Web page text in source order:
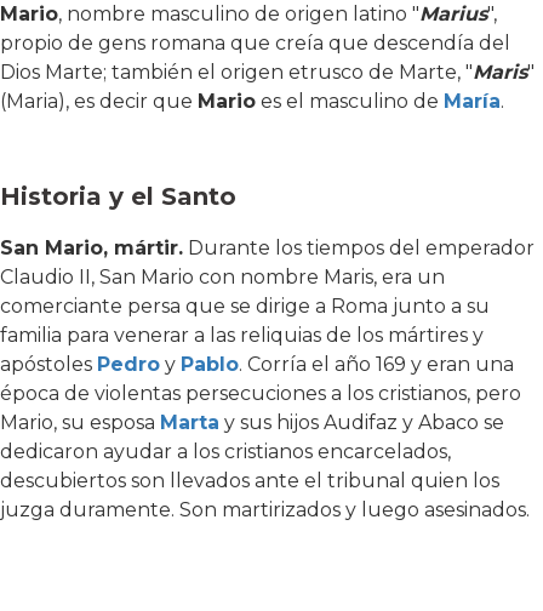
Mario, nombre masculino de origen latino "Marius",
propio de gens romana que creía que descendía del
Dios Marte; también el origen etrusco de Marte, "Maris"
(Maria), es decir que Mario es el masculino de María.
Historia y el Santo
San Mario, mártir. Durante los tiempos del emperador
Claudio II, San Mario con nombre Maris, era un
comerciante persa que se dirige a Roma junto a su
familia para venerar a las reliquias de los mártires y
apóstoles Pedro y Pablo. Corría el año 169 y eran una
época de violentas persecuciones a los cristianos, pero
Mario, su esposa Marta y sus hijos Audifaz y Abaco se
dedicaron ayudar a los cristianos encarcelados,
descubiertos son llevados ante el tribunal quien los
juzga duramente. Son martirizados y luego asesinados.